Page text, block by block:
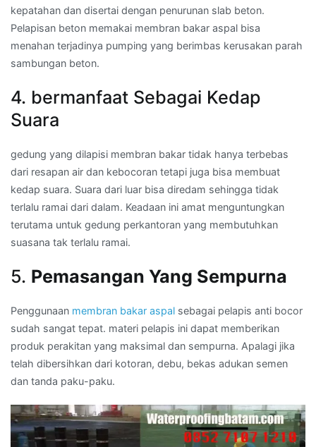
kepatahan dan disertai dengan penurunan slab beton.
Pelapisan beton memakai membran bakar aspal bisa
menahan terjadinya pumping yang berimbas kerusakan parah
sambungan beton.
4. bermanfaat Sebagai Kedap
Suara
gedung yang dilapisi membran bakar tidak hanya terbebas
dari resapan air dan kebocoran tetapi juga bisa membuat
kedap suara. Suara dari luar bisa diredam sehingga tidak
terlalu ramai dari dalam. Keadaan ini amat menguntungkan
terutama untuk gedung perkantoran yang membutuhkan
suasana tak terlalu ramai.
5. Pemasangan Yang Sempurna
Penggunaan membran bakar aspal sebagai pelapis anti bocor
sudah sangat tepat. materi pelapis ini dapat memberikan
produk perakitan yang maksimal dan sempurna. Apalagi jika
telah dibersihkan dari kotoran, debu, bekas adukan semen
dan tanda paku-paku.